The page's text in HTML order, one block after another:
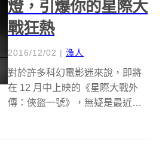
燈，引爆你的星際大
戰狂熱
2016/12/02 | 漁人
對於許多科幻電影迷來說，即將
在 12 月中上映的《星際大戰外
傳：俠盜一號》，無疑是最近令